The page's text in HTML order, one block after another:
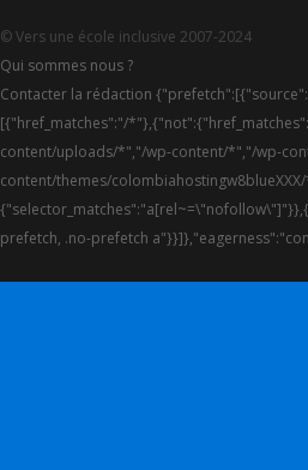
© Vers une école inclusive 2007-2024
Qui sommes nous ?
Contacter la rédaction
[{"href_matches":"/
content/uploads/*","/wp-content/*","/wp-
content/themes/
prefetch, .no-prefetch